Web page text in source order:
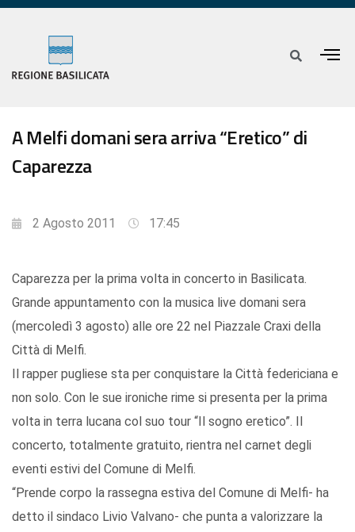
A Melfi domani sera arriva “Eretico” di
Caparezza
2 Agosto 2011 17:45
Caparezza per la prima volta in concerto in Basilicata.
Grande appuntamento con la musica live domani sera
(mercoledì 3 agosto) alle ore 22 nel Piazzale Craxi della
Città di Melfi.
Il rapper pugliese sta per conquistare la Città federiciana e
non solo. Con le sue ironiche rime si presenta per la prima
volta in terra lucana col suo tour “Il sogno eretico”. Il
concerto, totalmente gratuito, rientra nel carnet degli
eventi estivi del Comune di Melfi.
“Prende corpo la rassegna estiva del Comune di Melfi- ha
detto il sindaco Livio Valvano- che punta a valorizzare la